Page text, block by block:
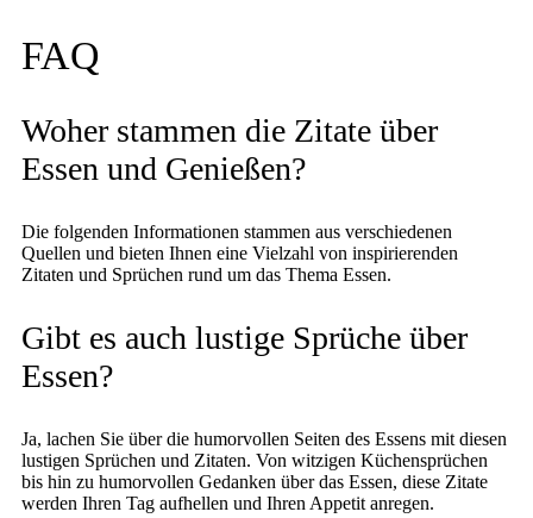
FAQ
Woher stammen die Zitate über
Essen und Genießen?
Die folgenden Informationen stammen aus verschiedenen
Quellen und bieten Ihnen eine Vielzahl von inspirierenden
Zitaten und Sprüchen rund um das Thema Essen.
Gibt es auch lustige Sprüche über
Essen?
Ja, lachen Sie über die humorvollen Seiten des Essens mit diesen
lustigen Sprüchen und Zitaten. Von witzigen Küchensprüchen
bis hin zu humorvollen Gedanken über das Essen, diese Zitate
werden Ihren Tag aufhellen und Ihren Appetit anregen.